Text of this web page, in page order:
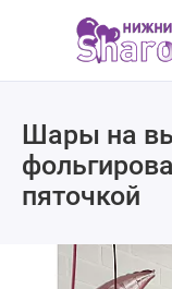
Шары на
пяточкой